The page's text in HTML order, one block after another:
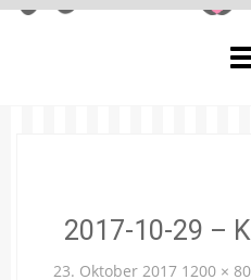
2017-10-29 –
23. Oktober 2017 1200 ×